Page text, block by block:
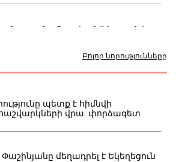
Բոլոր նորությունները
պետք է հիմնվի
վրա. փորձագետ
Փաշինյանը մեղադրել է Եկեղեցուն
Բաքվում. 5 հայ ըմբիշ